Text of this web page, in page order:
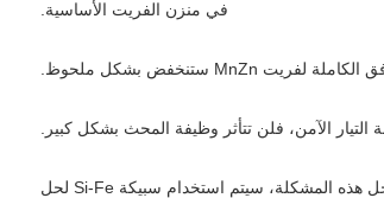
في منزن الفريت الأساسية.
لذلك يتم استخدامه بشكل أساسي في بعض المنتجات الحالية الكبيرة نسبيًا، مثل بعض مصادر الطاقة الكبيرة نسبيًا. بسبب ارتفاع التيار، عندما لا تتمكن المحاثات الأخرى من حل هذه المشكلة، سيتم استخدام سبيكة Si-Fe لحل